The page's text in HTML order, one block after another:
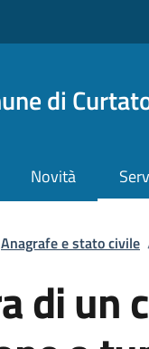
di
Novità
pane
Anagrafe e stato civile
di un